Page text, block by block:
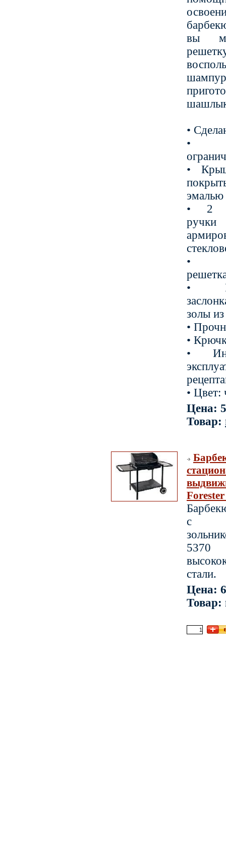
вы
•
•
•
эмалью
• 2
•
•
золы
•
•
•
• Цвет:
Цена:
Товар:
с
5370
стали.
Цена:
Товар: